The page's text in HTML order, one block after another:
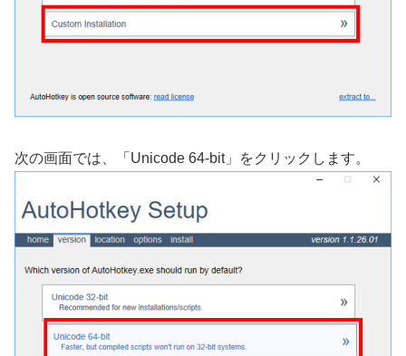
次の画面では、「Unicode 64-bit」をクリックします。